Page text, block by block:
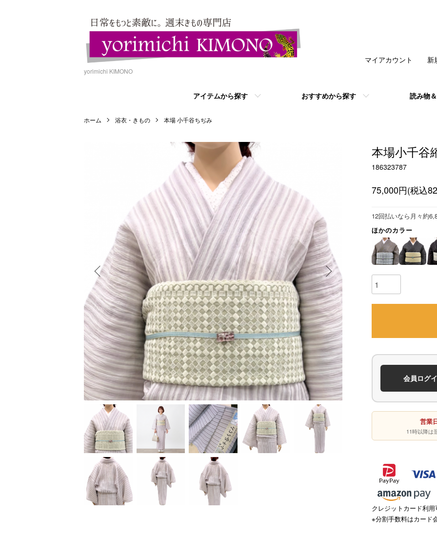
yorimichi KIMONO
アイテムから探す おすすめから探す 読み物
マイアカウント 新
ホーム 浴衣・きもの 本場 小千谷ちぢみ
本場小千谷
186323787
75,000円(税込
12回払いなら月々約
ほかのカラー
会員ログ
営業
11時以降
クレジットカード利
※分割手数料はカード